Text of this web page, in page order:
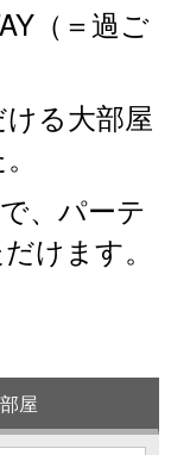
（＝過ご
る大部屋
、パーテ
けます。
屋